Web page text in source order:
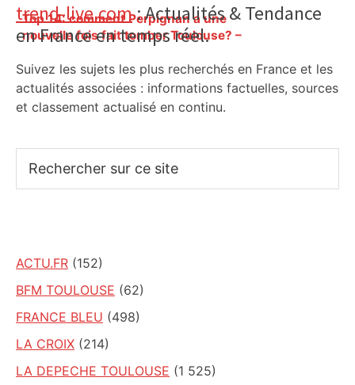
Top 14: comment Perpignan a une
nouvelle fois fait tomber Toulouse? –
Primary
Sidebar
trend-live.com: Actualités & Tendance
en France en temps réel.
Suivez les sujets les plus recherchés en France et les
actualités associées : informations factuelles, sources
et classement actualisé en continu.
sur
ACTU.FR (152)
BFM TOULOUSE (62)
FRANCE BLEU (498)
LA CROIX (214)
LA DEPECHE TOULOUSE (1 525)